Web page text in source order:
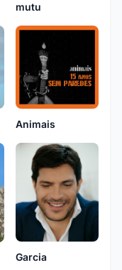
mutu
Animais
Garcia